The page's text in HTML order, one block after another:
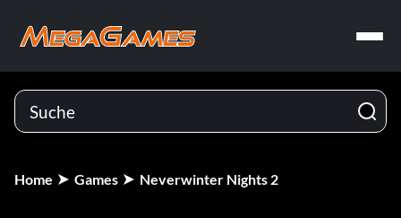
Home Games Neverwinter Nights 2